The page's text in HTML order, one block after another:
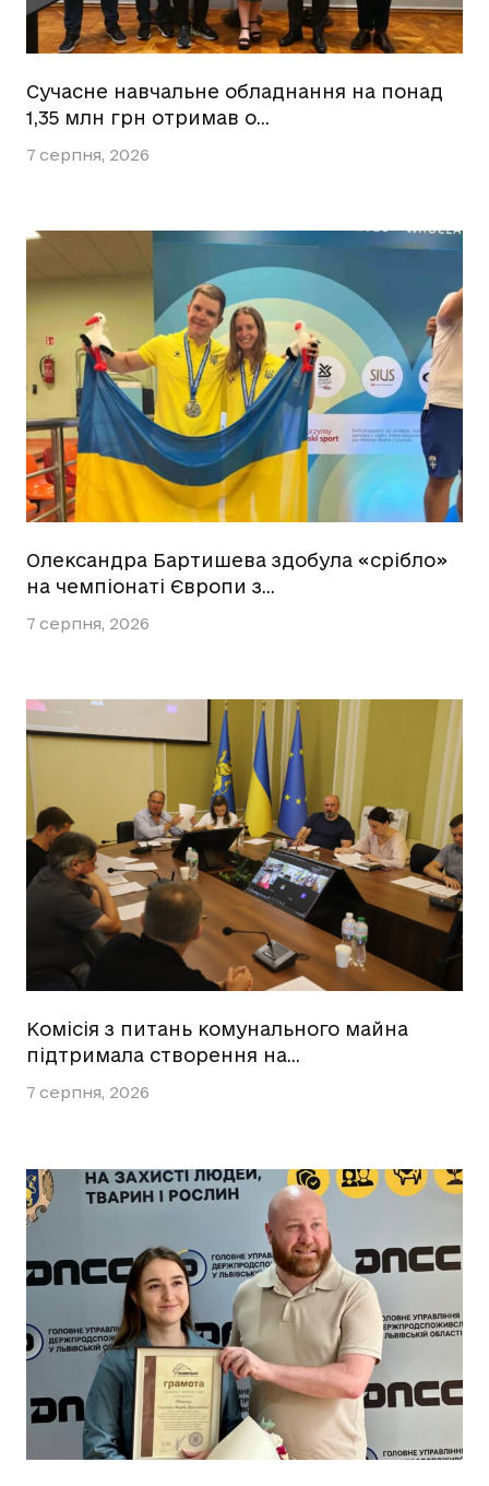
Сучасне навчальне обладнання на понад
1,35 млн грн отримав о…
7 серпня, 2026
Олександра Бартишева здобула «срібло»
на чемпіонаті Європи з…
7 серпня, 2026
Комісія з питань комунального майна
підтримала створення на…
7 серпня, 2026